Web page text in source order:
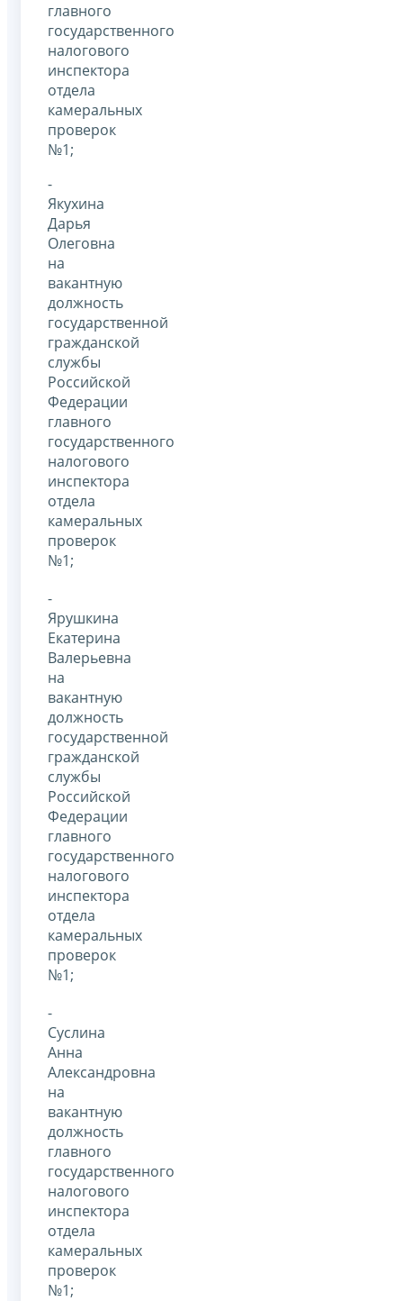
главного
государственного
налогового
инспектора
отдела
камеральных
проверок
№1;
-
Якухина
Дарья
Олеговна
на
вакантную
должность
государственной
гражданской
службы
Российской
Федерации
главного
государственного
налогового
инспектора
отдела
камеральных
проверок
№1;
-
Ярушкина
Екатерина
Валерьевна
на
вакантную
должность
государственной
гражданской
службы
Российской
Федерации
главного
государственного
налогового
инспектора
отдела
камеральных
проверок
№1;
-
Суслина
Анна
Александровна
на
вакантную
должность
главного
государственного
налогового
инспектора
отдела
камеральных
проверок
№1;